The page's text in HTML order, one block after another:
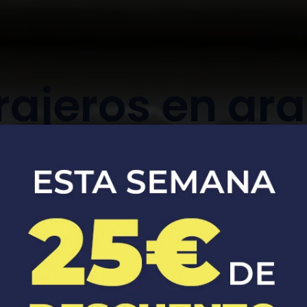
en
de moncayo
Apertura, reparación y sustitución de
cerraduras de coches y casas.​